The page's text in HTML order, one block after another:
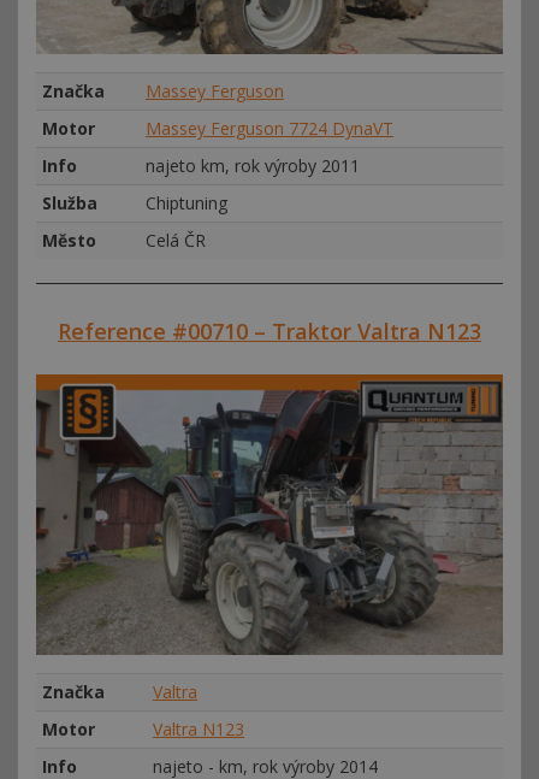
Značka
Massey Ferguson
Motor
Massey Ferguson 7724 DynaVT
Info
najeto km, rok výroby 2011
Služba
Chiptuning
Město
Celá ČR
Reference #00710 – Traktor Valtra N123
Značka
Valtra
Motor
Valtra N123
Info
najeto - km, rok výroby 2014